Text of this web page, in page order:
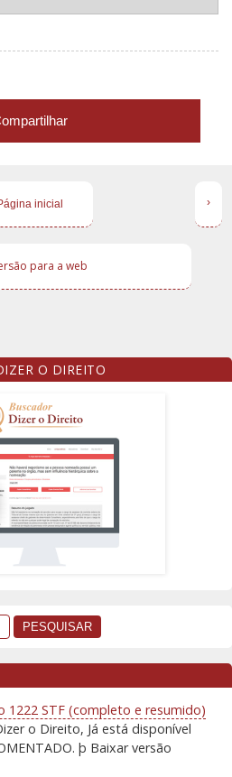
›
inicial
para a web
O DIREITO
1222 STF (completo e resumido)
o Direito, Já está disponível
þ Baixar versão